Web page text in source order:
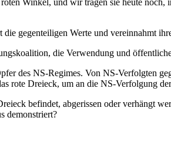
gegenteiligen Werte und vereinnahmt
die Verwendung und
des NS-Regimes. Von NS-Verfolgten
Dreieck, um an die NS-Verfolgung
befindet, abgerissen oder verhängt
demonstriert?